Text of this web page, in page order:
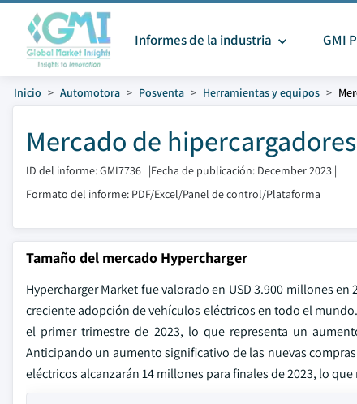
Informes de la industria GMI
Inicio Automotora Posventa Herramientas y equipos
Mercado de
ID del informe: GMI7736 |Fecha de publicación: December 2023 |
Formato del informe: PDF/Excel/Panel de control/Plataforma
Tamaño del mercado Hypercharger
Hypercharger Market fue valorado en USD 3.900 millones en
creciente adopción de vehículos eléctricos en todo el
el primer trimestre de 2023, lo que representa un
Anticipando un aumento significativo de las nuevas
eléctricos alcanzarán 14 millones para finales de 2023, lo